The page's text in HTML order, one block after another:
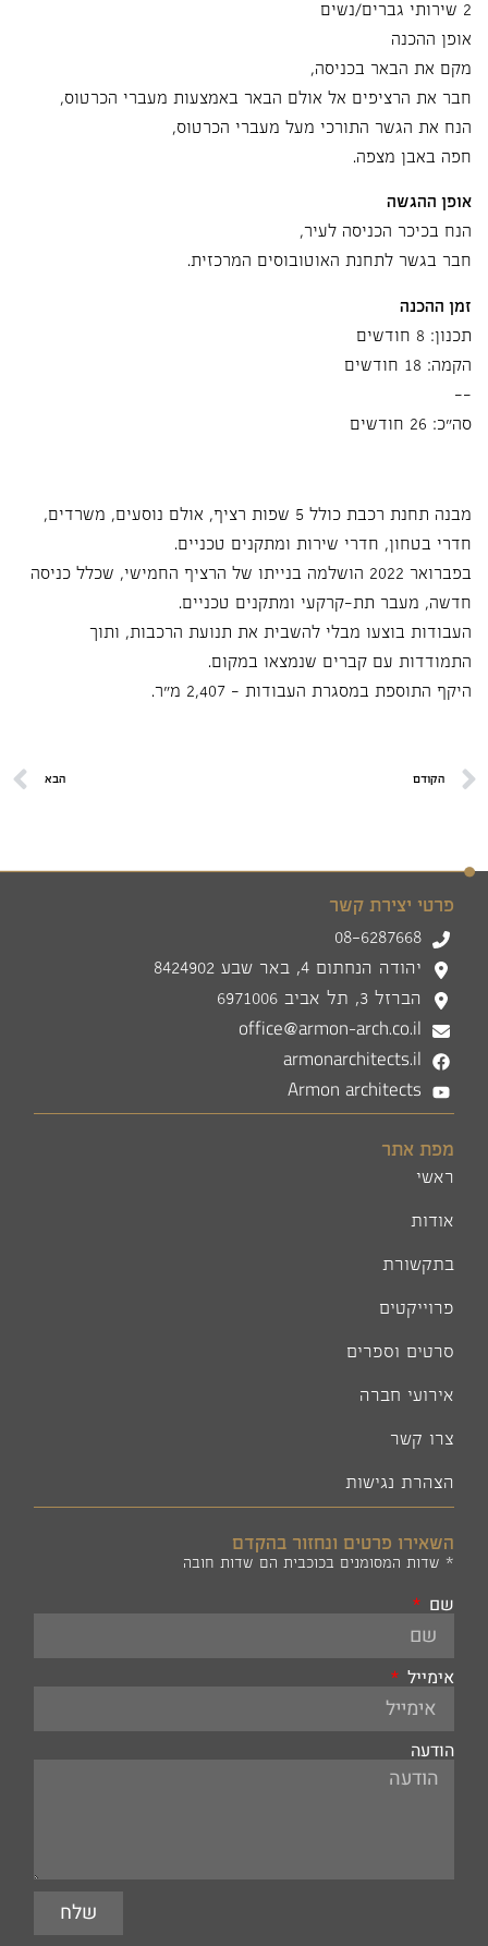
2 שירותי גברים/נשים
אופן ההכנה
מקם את הבאר בכניסה,
חבר את הרציפים אל אולם הבאר באמצעות מעברי הכרטוס,
הנח את הגשר התורכי מעל מעברי הכרטוס,
חפה באבן מצפה.
אופן ההגשה
הנח בכיכר הכניסה לעיר,
חבר בגשר לתחנת האוטובוסים המרכזית.
זמן ההכנה
תכנון: 8 חודשים
הקמה: 18 חודשים
--
סה"כ: 26 חודשים
מבנה תחנת רכבת כולל 5 שפות רציף, אולם נוסעים, משרדים,
חדרי בטחון, חדרי שירות ומתקנים טכניים.
בפברואר 2022 הושלמה בנייתו של הרציף החמישי, שכלל כניסה
חדשה, מעבר תת-קרקעי ומתקנים טכניים.
העבודות בוצעו מבלי להשבית את תנועת הרכבות, ותוך
התמודדות עם קברים שנמצאו במקום.
היקף התוספת במסגרת העבודות - 2,407 מ"ר.
הקודם הבא
פרטי יצירת קשר
08-6287668
יהודה הנחתום 4, באר שבע 8424902
הברזל 3, תל אביב 6971006
office@armon-arch.co.il
armonarchitects.il
Armon architects
מפת אתר
ראשי
אודות
בתקשורת
פרוייקטים
סרטים וספרים
אירועי חברה
צרו קשר
הצהרת נגישות
השאירו פרטים ונחזור בהקדם
* שדות המסומנים בכוכבית הם שדות חובה
שם
אימייל
הודעה
שלח